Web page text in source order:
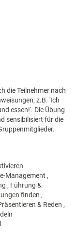
die Teilnehmer nach
z.B. 'Ich
essen!'. Die Übung
sensibilisiert für die
Management ,
, Führung &
finden ,
& Reden ,